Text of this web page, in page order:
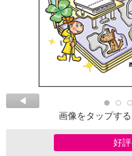
画像をタップす
好